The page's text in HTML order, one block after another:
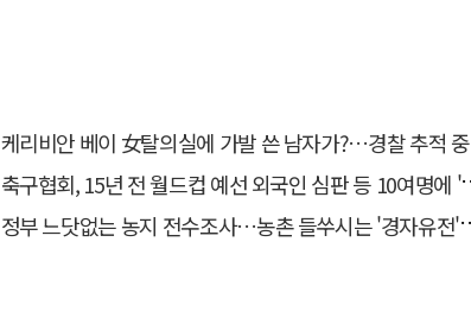
케리비안 베이 女탈의실에 가발 쓴 남자가?…경찰 추적 중
축구협회, 15년 전 월드컵 예선 외국인 심판 등 10여명에 '성 접대'
정부 느닷없는 농지 전수조사…농촌 들쑤시는 '경자유전'의 칼날